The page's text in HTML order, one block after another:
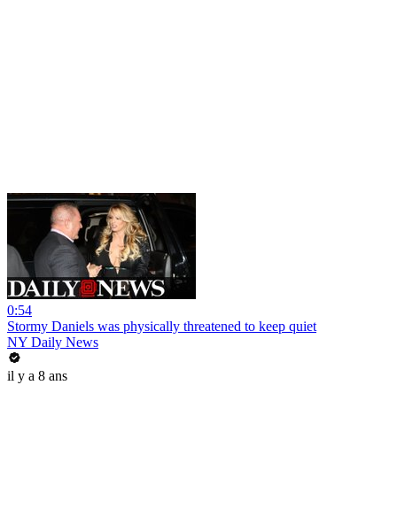
0:54
Stormy Daniels was physically threatened to keep quiet
NY Daily News
il y a 8 ans